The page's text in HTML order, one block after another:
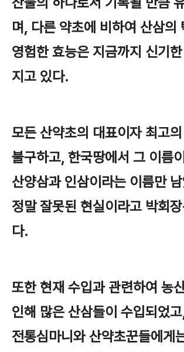
며, 다른 약초에 비하여 산삼의
영험한 효능은 지금까지 신기
지고 있다.
모든 산약초의 대표이자 최고
불구하고, 한국땅에서 그 이름
산양삼과 인삼이라는 이름만 남
정말 잘못된 현실이라고 박회
다.
또한 현재 수입과 관련하여 농
인해 많은 산삼들이 수입되었
전통심마니와 산약초꾼들에게